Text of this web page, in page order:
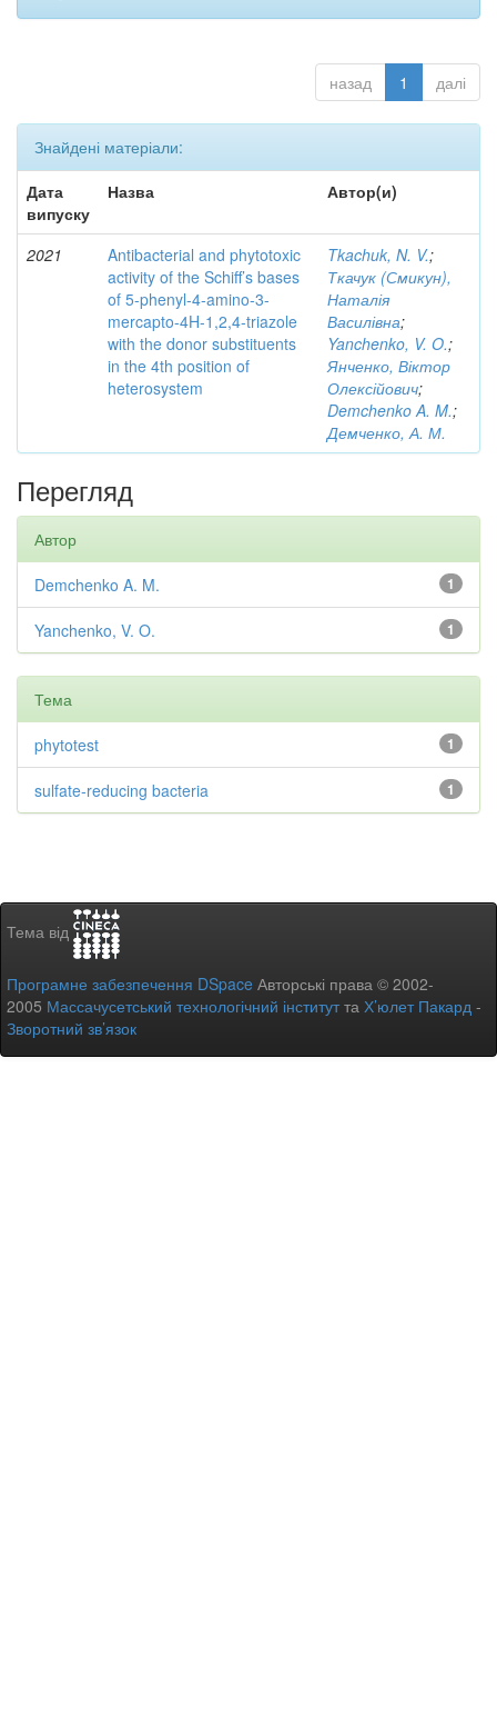
назад 1 далі
Знайдені матеріали:
Дата
випуску
Назва Автор(и)
2021
Antibacterial and phytotoxic
activity of the Schiff’s bases
of 5-phenyl-4-amino-3-
mercapto-4H-1,2,4-triazole
with the donor substituents
in the 4th position of
heterosystem
Tkachuk, N. V.;
Ткачук (Смикун),
Наталія
Василівна;
Yanchenko, V. O.;
Янченко, Віктор
Олексійович;
Demchenko A. M.;
Демченко, А. М.
Перегляд
Автор
1
Demchenko A. M.
1
Yanchenko, V. O.
Тема
1
phytotest
1
sulfate-reducing bacteria
Тема від
Програмне забезпечення DSpace Авторські права © 2002-
2005 Массачусетський технологічний інститутта Х’юлет Пакард -
Зворотний зв’язок